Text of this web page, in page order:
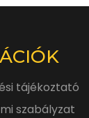
tájékoztató
szabályzat